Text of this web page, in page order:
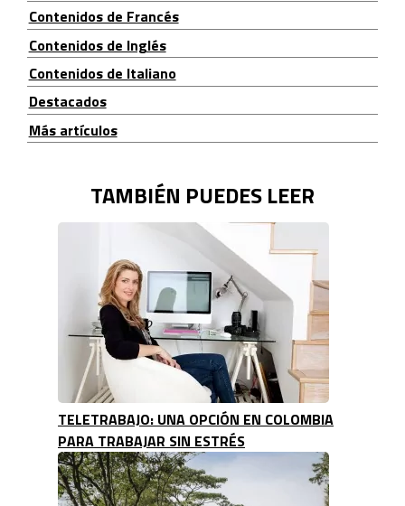
Contenidos de Francés
Contenidos de Inglés
Contenidos de Italiano
Destacados
Más artículos
TAMBIÉN PUEDES LEER
TELETRABAJO: UNA OPCIÓN EN COLOMBIA
PARA TRABAJAR SIN ESTRÉS